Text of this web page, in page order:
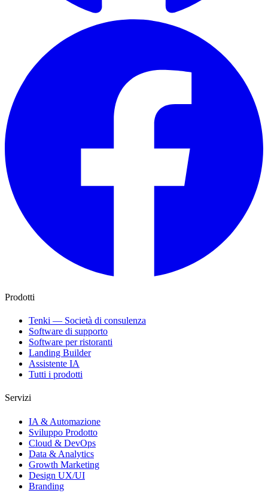
Prodotti
Tenki — Società di consulenza
Software di supporto
Software per ristoranti
Landing Builder
Assistente IA
Tutti i prodotti
Servizi
IA & Automazione
Sviluppo Prodotto
Cloud & DevOps
Data & Analytics
Growth Marketing
Design UX/UI
Branding